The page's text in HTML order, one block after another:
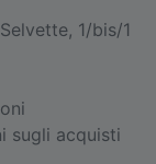
1/bis/1
sugli acquisti